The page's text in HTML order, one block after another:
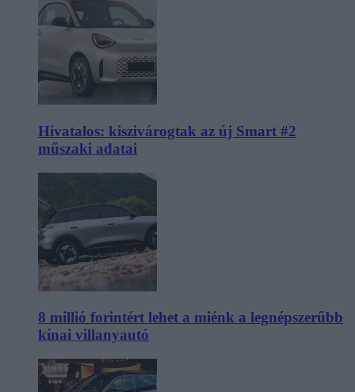
Hivatalos: kiszivárogtak az új Smart #2
műszaki adatai
8 millió forintért lehet a miénk a legnépszerűbb
kínai villanyautó